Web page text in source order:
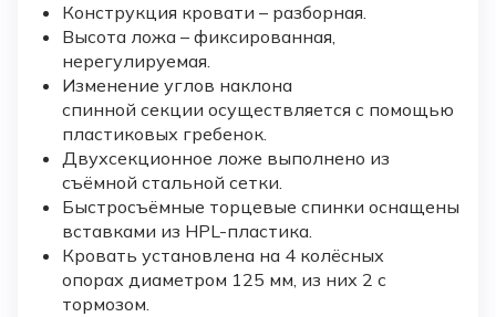
Конструкция кровати – разборная.
Высота ложа – фиксированная,
нерегулируемая.
Изменение углов наклона
спинной секции осуществляется с помощью
пластиковых гребенок.
Двухсекционное ложе выполнено из
съёмной стальной сетки.
Быстросъёмные торцевые спинки оснащены
вставками из HPL-пластика.
Кровать установлена на 4 колёсных
опорах диаметром 125 мм, из них 2 с
тормозом.